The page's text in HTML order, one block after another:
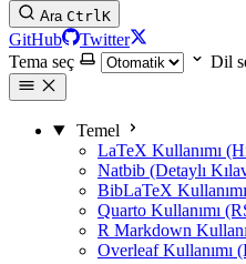
Ara CtrlK
GitHub
Twitter
Tema seç
Dil
Temel
LaTeX Kullanımı
Natbib (Detaylı
BibLaTeX
Quarto Kullanımı
R Markdown
Overleaf Kullanımı